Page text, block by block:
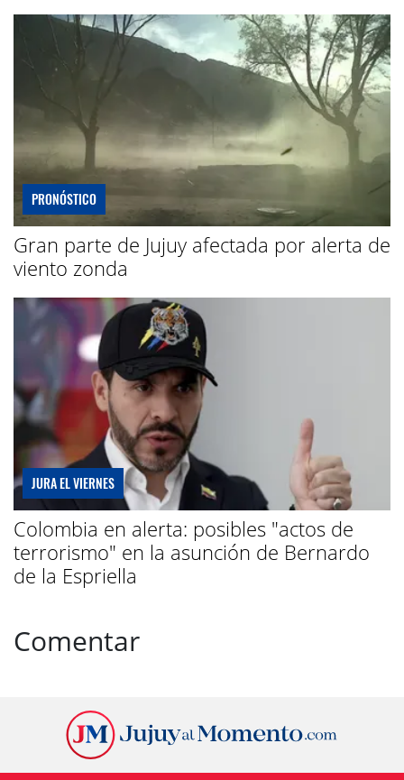
PRONÓSTICO
Gran parte de Jujuy afectada por alerta de
viento zonda
JURA EL VIERNES
Colombia en alerta: posibles "actos de
terrorismo" en la asunción de Bernardo
de la Espriella
Comentar